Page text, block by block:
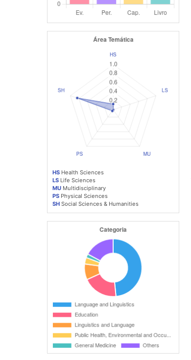
HS Health Sciences
LS Life Sciences
MU Multidisciplinary
PS Physical Sciences
SH Social Sciences & Humanities